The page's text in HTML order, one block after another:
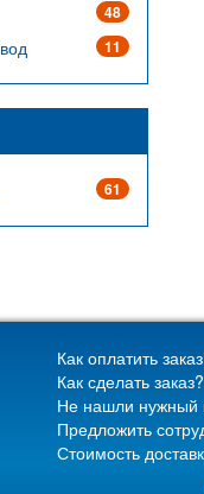
48
11
61
Как оплатить
Как сделать заказ?
Не нашли нужный
Предложить
Стоимость